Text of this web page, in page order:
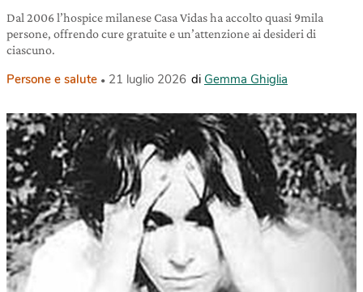
Dal 2006 l’hospice milanese Casa Vidas ha accolto quasi 9mila
persone, offrendo cure gratuite e un’attenzione ai desideri di
ciascuno.
Persone e salute 21 luglio 2026 di Gemma Ghiglia